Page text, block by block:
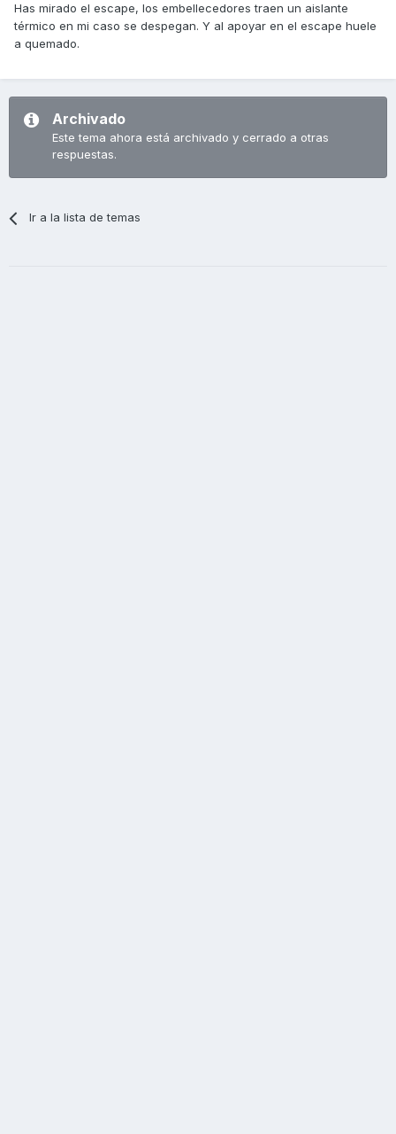
Has mirado el escape, los embellecedores traen un aislante
térmico en mi caso se despegan. Y al apoyar en el escape huele
a quemado.
Archivado
Este tema ahora está archivado y cerrado a otras
respuestas.
Ir a la lista de temas